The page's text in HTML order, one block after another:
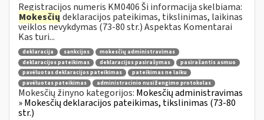
Registracijos numeris KM0406 Ši informacija skelbiama:
Mokesčių deklaracijos pateikimas, tikslinimas, laikinas
veiklos nevykdymas (73-80 str.) Aspektas Komentarai
Kas turi...
deklaracija sankcijos
mokesčių administravimas
deklaracijos pateikimas
deklaracijos pasirašymas
pasirašantis asmuo
pavėluotas deklaracijos pateikimas
pateikimas ne laiku
pavėluotas pateikimas
administracinio nusižengimo protokolas
Mokesčių žinyno kategorijos: Mokesčių administravimas
» Mokesčių deklaracijos pateikimas, tikslinimas (73-80
str.)